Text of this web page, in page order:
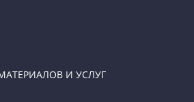
И УСЛУГ